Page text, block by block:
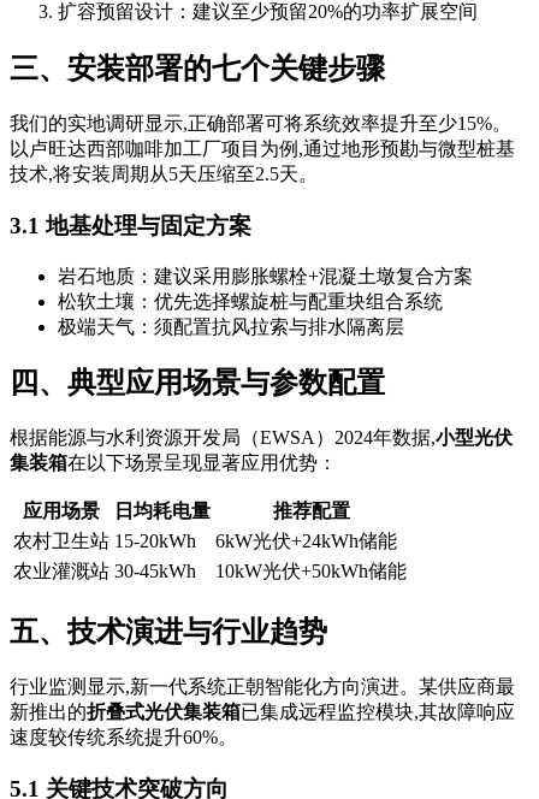
扩容预留设计：建议至少预留20%的功率扩展空间
三、安装部署的七个关键步骤
我们的实地调研显示,正确部署可将系统效率提升至少15%。
以卢旺达西部咖啡加工厂项目为例,通过地形预勘与微型桩基
技术,将安装周期从5天压缩至2.5天。
3.1 地基处理与固定方案
岩石地质：建议采用膨胀螺栓+混凝土墩复合方案
松软土壤：优先选择螺旋桩与配重块组合系统
极端天气：须配置抗风拉索与排水隔离层
四、典型应用场景与参数配置
根据能源与水利资源开发局（EWSA）2024年数据,小型光伏
集装箱在以下场景呈现显著应用优势：
应用场景 日均耗电量
推荐配置
农村卫生站 15-20kWh
6kW光伏+24kWh储能
农业灌溉站 30-45kWh 10kW光伏+50kWh储能
五、技术演进与行业趋势
行业监测显示,新一代系统正朝智能化方向演进。某供应商最
新推出的折叠式光伏集装箱已集成远程监控模块,其故障响应
速度较传统系统提升60%。
5.1 关键技术突破方向